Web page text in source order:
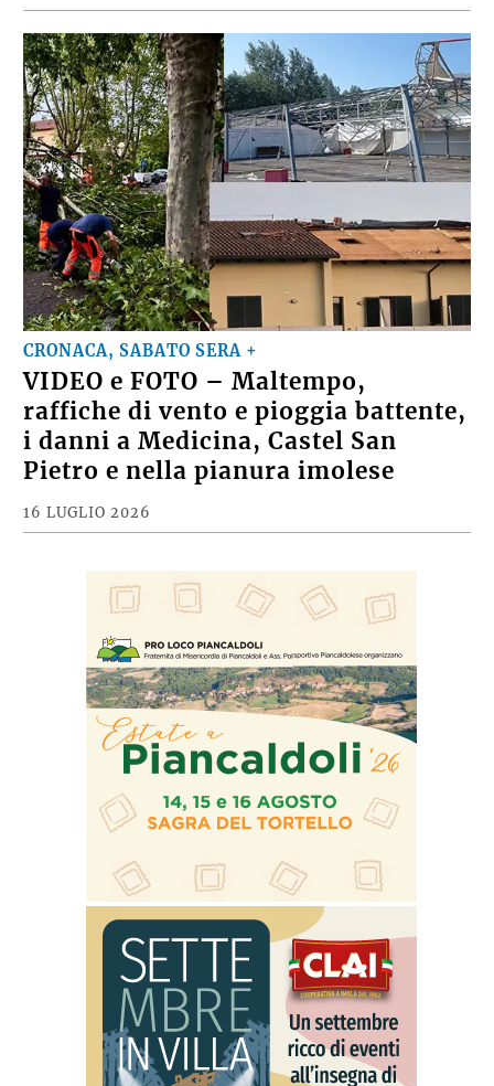
CRONACA, SABATO SERA +
VIDEO e FOTO – Maltempo,
raffiche di vento e pioggia battente,
i danni a Medicina, Castel San
Pietro e nella pianura imolese
16 LUGLIO 2026